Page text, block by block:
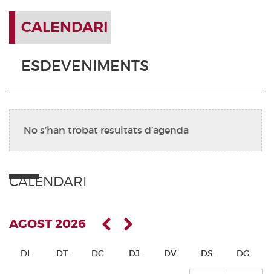
CALENDARI
ESDEVENIMENTS
No s’han trobat resultats d’agenda
CALENDARI
AGOST 2026
DL. DT. DC. DJ. DV. DS. DG.